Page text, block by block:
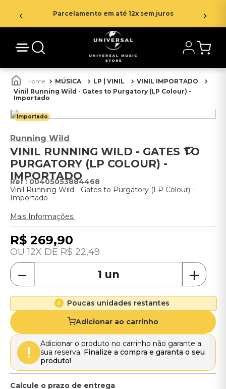
Parcelamento em até 12x sem juros
MÚSICA LP | VINIL
VINIL IMPORTADO
Vinil Running Wild - Gates to Purgatory (LP Colour) -
Importado
Importado
Running Wild
VINIL RUNNING WILD - GATES TO
PURGATORY (LP COLOUR) -
IMPORTADO
: 00405053884468
Vinil Running Wild - Gates to Purgatory (LP Colour) -
Importado
Mais Informações.
R$ 269,90
12 R$ 22,49
＋
－
Poucas unidades restantes
Adicionar ao carrinho
Adicionar o produto no carrinho não garante a
sua reserva. Finalize a compra e garanta o seu
produto!